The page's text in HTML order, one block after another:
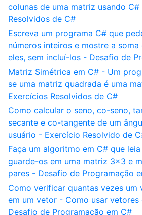
colunas de uma matriz usando
Resolvidos de C#
Escreva um programa C# que
números inteiros e mostre a
eles, sem incluí-los - Desafio de
Matriz Simétrica em C# - Um
se uma matriz quadrada é uma
Exercícios Resolvidos de C#
Como calcular o seno, co-seno,
secante e co-tangente de um
usuário - Exercício Resolvido de
Faça um algoritmo em C# que
guarde-os em uma matriz 3x3 e
pares - Desafio de Programação
Como verificar quantas vezes um
em um vetor - Como usar
Desafio de Programação em C#